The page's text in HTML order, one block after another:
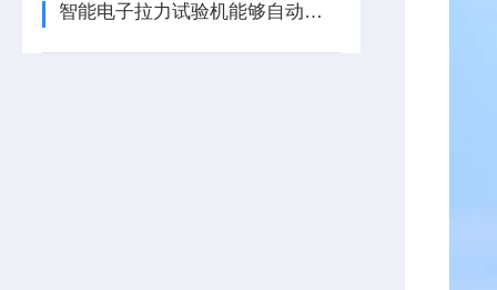
智能电子拉力试验机能够自动进行试验并记录数据